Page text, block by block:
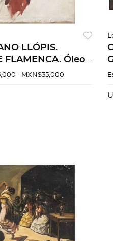
LLÓPIS.
FLAMENCA. Óleo
"C Ruano
- MXN$35,000